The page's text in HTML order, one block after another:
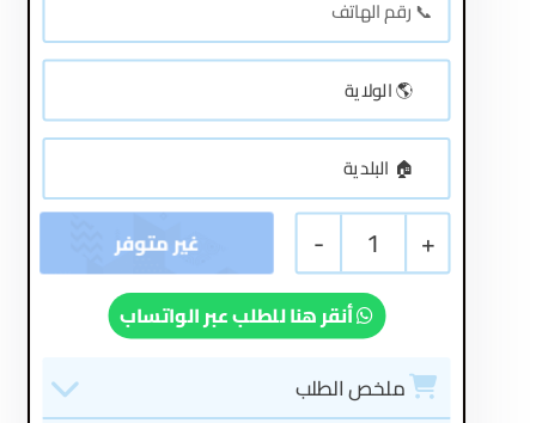
+
1
-
أنقر هنا للطلب عبر الواتساب
ملخص الطلب